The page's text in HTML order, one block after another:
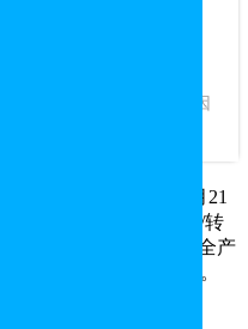
的老牌域名注册商，主要
务，近年来域名注册业务因
...
一活动将于2025年11月21
最大的优惠。域名注册/转
95%折扣，同时网络安全产
朋友可以期待一下哦。